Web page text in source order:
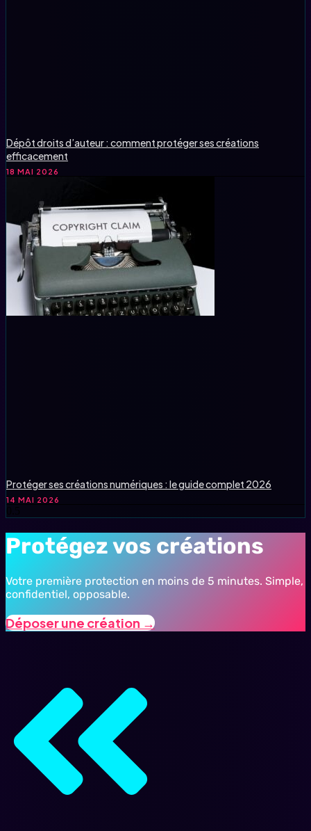
Dépôt droits d’auteur : comment protéger ses créations
efficacement
18 MAI 2026
Protéger ses créations numériques : le guide complet 2026
14 MAI 2026
Protégez vos créations
Votre première protection en moins de 5 minutes. Simple,
confidentiel, opposable.
Déposer une création →